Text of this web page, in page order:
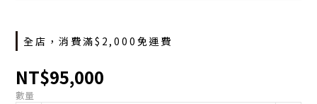
全店，消費滿$2,000免運費
NT$95,000
數量